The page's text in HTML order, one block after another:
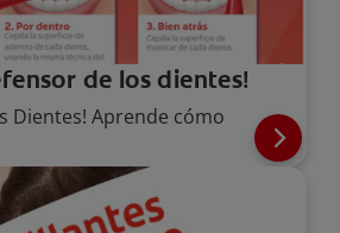
de los dientes!
Dientes! Aprende cómo